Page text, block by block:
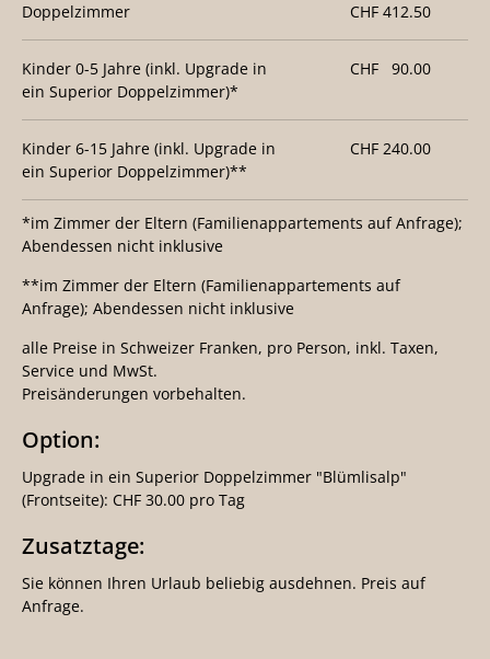
Doppelzimmer CHF 412.50
Kinder 0-5 Jahre (inkl. Upgrade in
ein Superior Doppelzimmer)*
CHF 90.00
Kinder 6-15 Jahre (inkl. Upgrade in
ein Superior Doppelzimmer)**
CHF 240.00
*im Zimmer der Eltern (Familienappartements auf Anfrage);
Abendessen nicht inklusive
**im Zimmer der Eltern (Familienappartements auf
Anfrage); Abendessen nicht inklusive
alle Preise in Schweizer Franken, pro Person, inkl. Taxen,
Service und MwSt.
Preisänderungen vorbehalten.
Option:
Upgrade in ein Superior Doppelzimmer "Blümlisalp"
(Frontseite): CHF 30.00 pro Tag
Zusatztage:
Sie können Ihren Urlaub beliebig ausdehnen. Preis auf
Anfrage.